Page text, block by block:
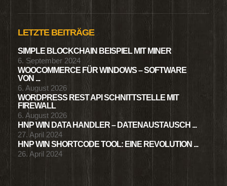
LETZTE BEITRÄGE
SIMPLE BLOCKCHAIN BEISPIEL MIT MINER
6. September 2024
WOOCOMMERCE FÜR WINDOWS – SOFTWARE
VON ...
6. August 2026
WORDPRESS REST API SCHNITTSTELLE MIT
FIREWALL
6. August 2026
HNP WIN DATA HANDLER – DATENAUSTAUSCH ...
27. April 2024
HNP WIN SHORTCODE TOOL: EINE REVOLUTION ...
26. April 2024